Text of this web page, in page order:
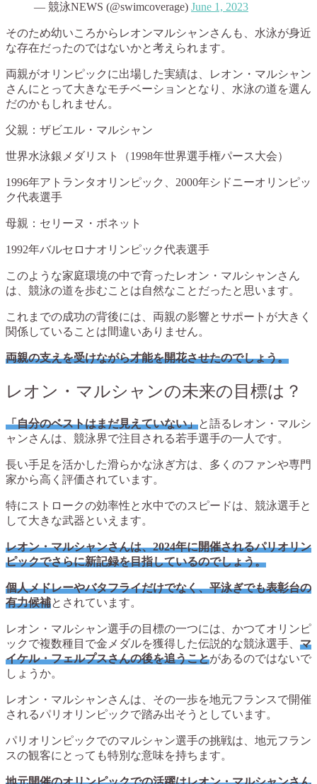
— 競泳NEWS (@swimcoverage) June 1, 2023
そのため幼いころからレオンマルシャンさんも、水泳が身近
な存在だったのではないかと考えられます。
両親がオリンピックに出場した実績は、レオン・マルシャン
さんにとって大きなモチベーションとなり、水泳の道を選ん
だのかもしれません。
父親：ザビエル・マルシャン
世界水泳銀メダリスト（1998年世界選手権パース大会）
1996年アトランタオリンピック、2000年シドニーオリンピッ
ク代表選手
母親：セリーヌ・ボネット
1992年バルセロナオリンピック代表選手
このような家庭環境の中で育ったレオン・マルシャンさん
は、競泳の道を歩むことは自然なことだったと思います。
これまでの成功の背後には、両親の影響とサポートが大きく
関係していることは間違いありません。
両親の支えを受けながら才能を開花させたのでしょう。
レオン・マルシャンの未来の目標は？
「自分のベストはまだ見えていない」と語るレオン・マルシ
ャンさんは、競泳界で注目される若手選手の一人です。
長い手足を活かした滑らかな泳ぎ方は、多くのファンや専門
家から高く評価されています。
特にストロークの効率性と水中でのスピードは、競泳選手と
して大きな武器といえます。
レオン・マルシャンさんは、2024年に開催されるパリオリン
ピックでさらに新記録を目指しているのでしょう。
個人メドレーやバタフライだけでなく、平泳ぎでも表彰台の
有力候補とされています。
レオン・マルシャン選手の目標の一つには、かつてオリンピ
ックで複数種目で金メダルを獲得した伝説的な競泳選手、 マ
イケル・フェルプスさんの後を追うことがあるのではないで
しょうか。
レオン・マルシャンさんは、その一歩を地元フランスで開催
されるパリオリンピックで踏み出そうとしています。
パリオリンピックでのマルシャン選手の挑戦は、地元フラン
スの観客にとっても特別な意味を持ちます。
地元開催のオリンピックでの活躍はレオン・マルシャンさん